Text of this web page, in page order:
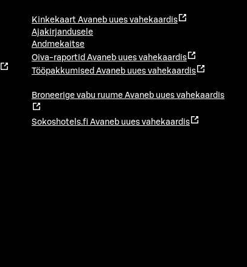
Kinkekaart Avaneb uues vahekaardis
Ajakirjandusele
Andmekaitse
Oiva-raportid Avaneb uues vahekaardis
Tööpakkumised Avaneb uues vahekaardis
Broneerige vabu ruume Avaneb uues vahekaardis
Sokoshotels.fi Avaneb uues vahekaardis